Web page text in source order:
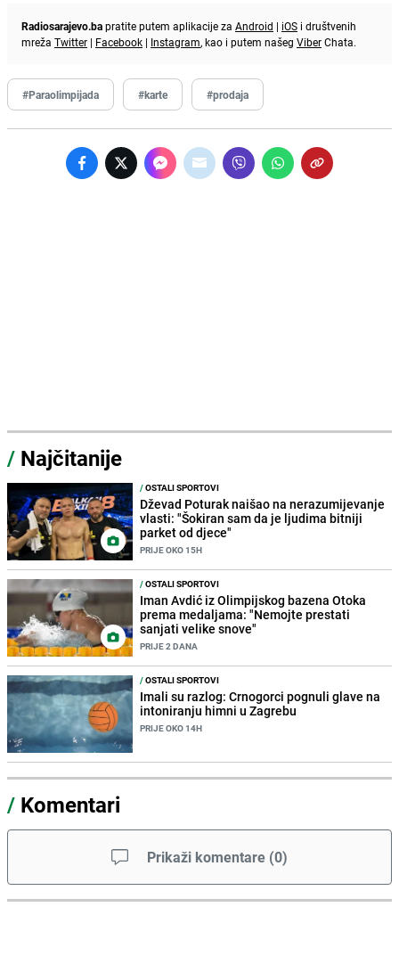
Radiosarajevo.bapratite putem aplikacije za Android | iOS i društvenih
mreža Twitter | Facebook | Instagram, kao i putem našeg ViberChata.
#Paraolimpijada #karte #prodaja
/ Najčitanije
/OSTALI SPORTOVI
Dževad Poturak naišao na nerazumijevanje
vlasti: "Šokiran sam da je ljudima bitniji
parket od djece"
PRIJE OKO 15H
/OSTALI SPORTOVI
Iman Avdić iz Olimpijskog bazena Otoka
prema medaljama: "Nemojte prestati
sanjati velike snove"
PRIJE 2 DANA
/OSTALI SPORTOVI
Imali su razlog: Crnogorci pognuli glave na
intoniranju himni u Zagrebu
PRIJE OKO 14H
/ Komentari
Prikaži komentare (0)